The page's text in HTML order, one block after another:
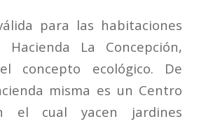
para las habitaciones
La Concepción,
concepto ecológico. De
misma es un Centro
el cual yacen jardines